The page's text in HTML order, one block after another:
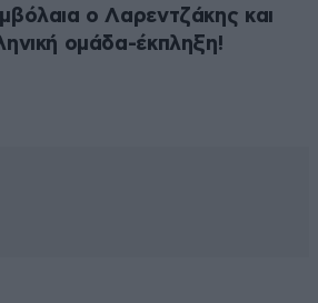
ο Λαρεντζάκης και
ομάδα-έκπληξη!